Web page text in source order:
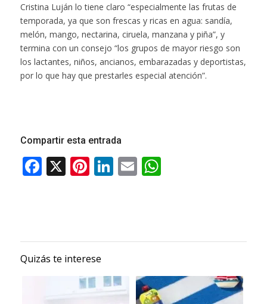
Cristina Luján lo tiene claro “especialmente las frutas de
temporada, ya que son frescas y ricas en agua: sandía,
melón, mango, nectarina, ciruela, manzana y piña”, y
termina con un consejo “los grupos de mayor riesgo son
los lactantes, niños, ancianos, embarazadas y deportistas,
por lo que hay que prestarles especial atención”.
Compartir esta entrada
Quizás te interese